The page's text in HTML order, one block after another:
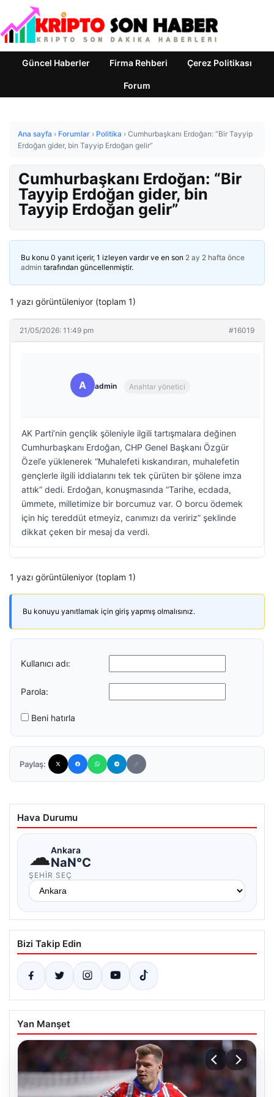
Güncel Haberler Firma Rehberi Çerez Politikası
Forum
Ana sayfa › Forumlar › Politika › Cumhurbaşkanı Erdoğan: “Bir Tayyip
Erdoğan gider, bin Tayyip Erdoğan gelir”
Cumhurbaşkanı Erdoğan: “Bir
Tayyip Erdoğan gider, bin
Tayyip Erdoğan gelir”
Bu konu 0 yanıt içerir, 1 izleyen vardır ve en son 2 ay 2 hafta önce
admin tarafından güncellenmiştir.
1 yazı görüntüleniyor (toplam 1)
21/05/2026: 11:49 pm #16019
A admin Anahtar yönetici
AK Parti’nin gençlik şöleniyle ilgili tartışmalara değinen
Cumhurbaşkanı Erdoğan, CHP Genel Başkanı Özgür
Özel’e yüklenerek “Muhalefeti kıskandıran, muhalefetin
gençlerle ilgili iddialarını tek tek çürüten bir şölene imza
attık” dedi. Erdoğan, konuşmasında “Tarihe, ecdada,
ümmete, milletimize bir borcumuz var. O borcu ödemek
için hiç tereddüt etmeyiz, canımızı da veririz” şeklinde
dikkat çeken bir mesaj da verdi.
1 yazı görüntüleniyor (toplam 1)
Bu konuyu yanıtlamak için giriş yapmış olmalısınız.
Kullanıcı adı:
Parola:
Beni hatırla
Paylaş:
Hava Durumu
☁Ankara
NaN°C
ŞEHIR SEÇ
Bizi Takip Edin
Yan Manşet